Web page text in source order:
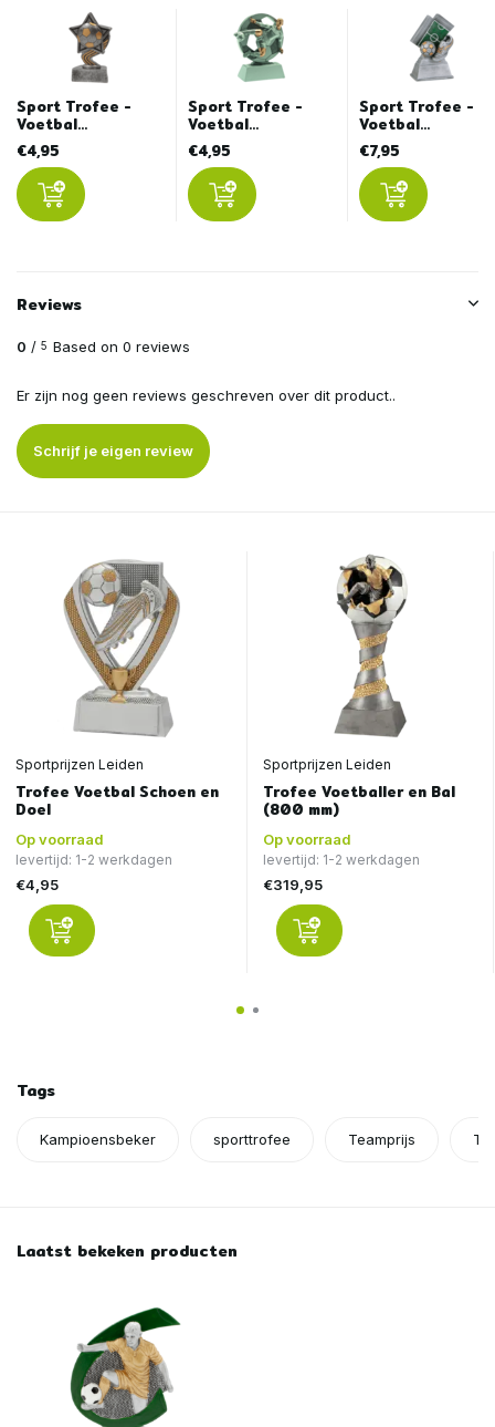
Sport Trofee -
Voetbal...
€4,95
Sport Trofee -
Voetbal...
€4,95
Sport Trofee -
Voetbal...
€7,95
Reviews
0 / 5 Based on 0 reviews
Er zijn nog geen reviews geschreven over dit product..
Schrijf je eigen review
Sportprijzen Leiden
Trofee Voetbal Schoen en
Doel
Op voorraad
levertijd: 1-2 werkdagen
€4,95
Sportprijzen Leiden
Trofee Voetballer en Bal
(800 mm)
Op voorraad
levertijd: 1-2 werkdagen
€319,95
Tags
Kampioensbeker sporttrofee Teamprijs
Laatst bekeken producten